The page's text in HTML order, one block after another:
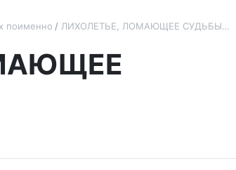
поименно ЛИХОЛЕТЬЕ, ЛОМАЮЩЕЕ СУДЬБЫ…